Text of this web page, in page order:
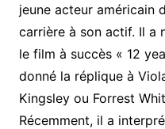
jeune acteur américain
carrière à son actif. Il a
le film à succès « 12
donné la réplique à
Kingsley ou Forrest
Récemment, il a